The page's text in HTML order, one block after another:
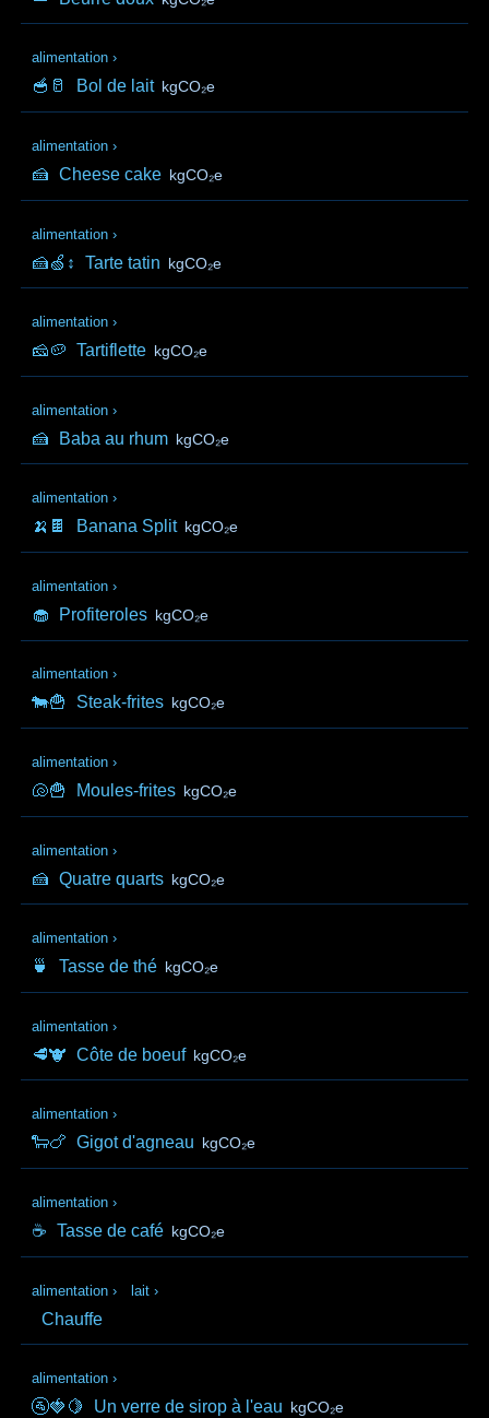
alimentation ›
🥣🥛 Bol de lait kgCO₂e
alimentation ›
🍰 Cheese cake kgCO₂e
alimentation ›
🍰🍏↕️ Tarte tatin kgCO₂e
alimentation ›
🧀🥔 Tartiflette kgCO₂e
alimentation ›
🍰 Baba au rhum kgCO₂e
alimentation ›
🍌🍫 Banana Split kgCO₂e
alimentation ›
🧁 Profiteroles kgCO₂e
alimentation ›
🐄🍟 Steak-frites kgCO₂e
alimentation ›
🐚🍟 Moules-frites kgCO₂e
alimentation ›
🍰 Quatre quarts kgCO₂e
alimentation ›
🍵 Tasse de thé kgCO₂e
alimentation ›
🥩🐮 Côte de boeuf kgCO₂e
alimentation ›
🐑🍗 Gigot d'agneau kgCO₂e
alimentation ›
☕ Tasse de café kgCO₂e
alimentation › lait ›
Chauffe
alimentation ›
🚰🍓🍋 Un verre de sirop à l'eau kgCO₂e